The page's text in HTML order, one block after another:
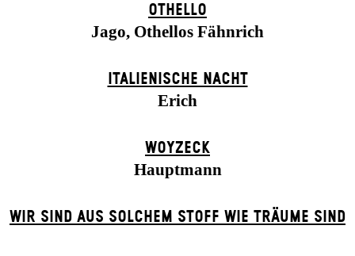
OTHELLO
Jago, Othellos Fähnrich
ITALIENISCHE NACHT
Erich
WOYZECK
Hauptmann
WIR SIND AUS SOLCHEM STOFF WIE TRÄUME SIND